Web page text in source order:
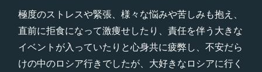
極度のストレスや緊張、様々な悩みや苦しみも抱え、
直前に拒食になって激痩せしたり、責任を伴う大きな
イベントが入っていたりと心身共に疲弊し、不安だら
けの中のロシア行きでしたが、大好きなロシアに行く